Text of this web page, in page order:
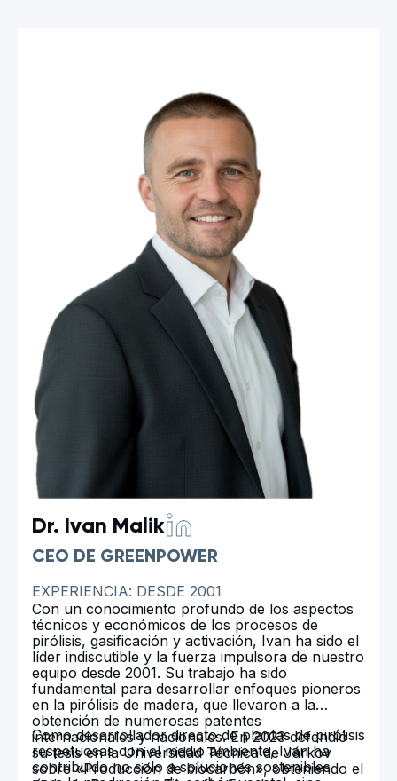
Dr. Ivan Malik
CEO DE GREENPOWER
EXPERIENCIA: DESDE 2001
Con un conocimiento profundo de los aspectos
técnicos y económicos de los procesos de
pirólisis, gasificación y activación, Ivan ha sido el
líder indiscutible y la fuerza impulsora de nuestro
equipo desde 2001. Su trabajo ha sido
fundamental para desarrollar enfoques pioneros
en la pirólisis de madera, que llevaron a la
obtención de numerosas patentes
internacionales y nacionales. En 2023 defendió
su tesis en la Universidad Técnica de Járkov
sobre «Producción de biocarbón», obteniendo el
Como desarrollador directo de plantas de pirólisis
respetuosas con el medio ambiente, Ivan ha
contribuido no solo a soluciones sostenibles